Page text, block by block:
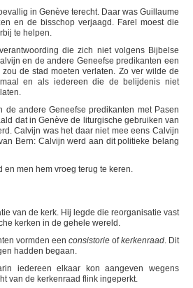
in Genève terecht. Daar was Guillaume
en de bisschop verjaagd. Farel moest die
te helpen.
die zich niet volgens Bijbelse
en de andere Geneefse predikanten een
de stad moeten verlaten. Zo ver wilde de
en als iedereen die de belijdenis niet
andere Geneefse predikanten met Pasen
dat in Genève de liturgische gebruiken van
Calvijn was het daar niet mee eens Calvijn
Bern: Calvijn werd aan dit politieke belang
en men hem vroeg terug te keren.
van de kerk. Hij legde die reorganisatie vast
kerken in de gehele wereld.
vormden een consistorieofkerkenraad. Dit
hadden begaan.
iedereen elkaar kon aangeven wegens
van de kerkenraad flink ingeperkt.